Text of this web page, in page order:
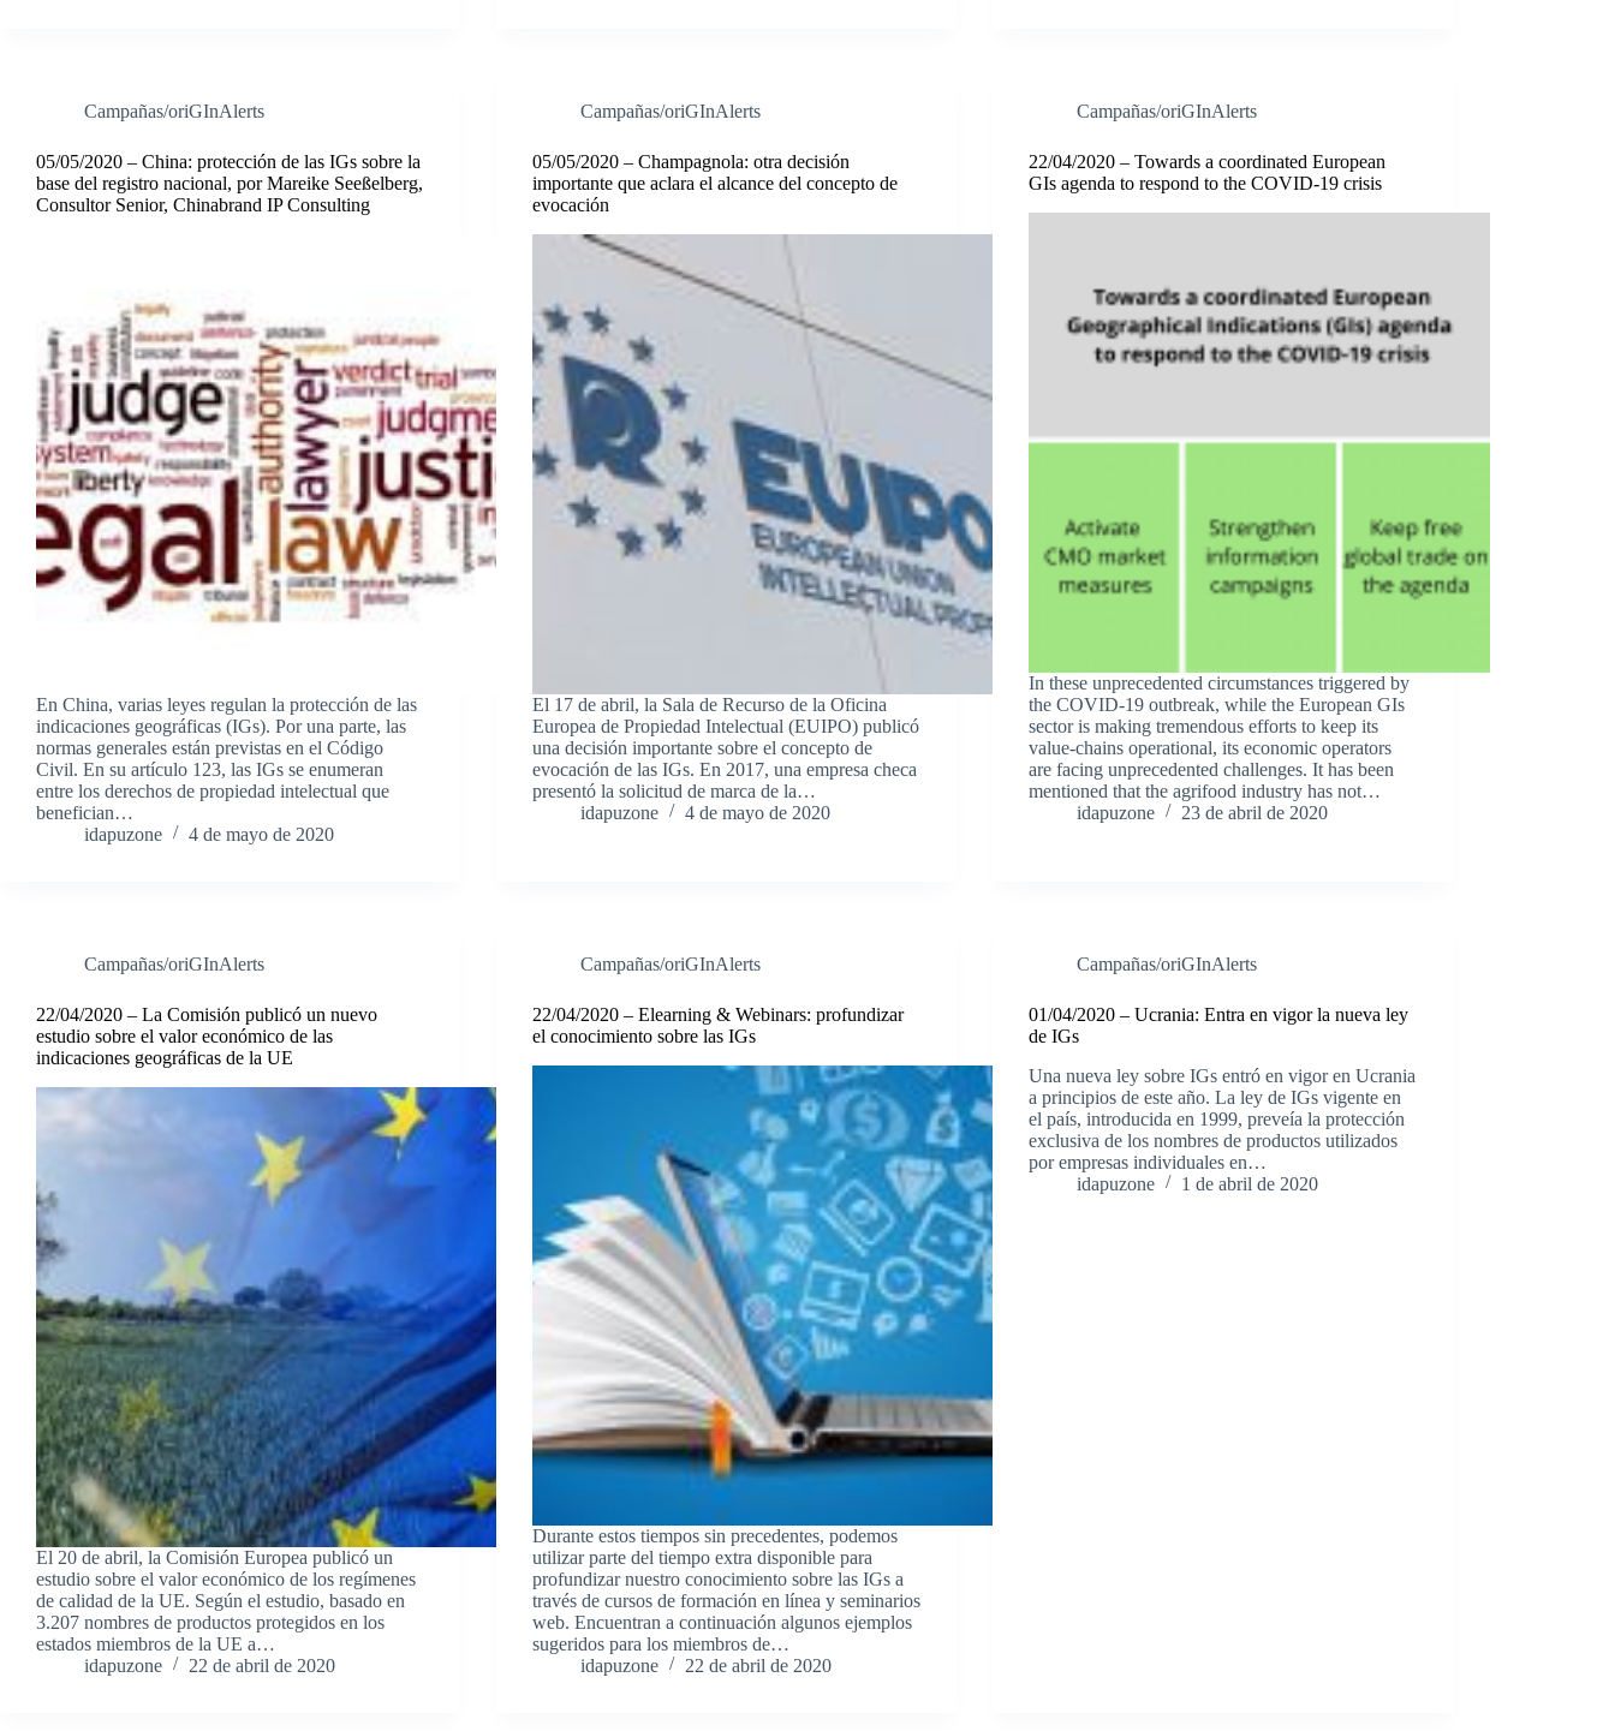
Campañas/oriGInAlerts
05/05/2020 – China: protección de las IGs sobre la
base del registro nacional, por Mareike Seeßelberg,
Consultor Senior, Chinabrand IP Consulting
En China, varias leyes regulan la protección de las
indicaciones geográficas (IGs). Por una parte, las
normas generales están previstas en el Código
Civil. En su artículo 123, las IGs se enumeran
entre los derechos de propiedad intelectual que
benefician…
idapuzone
4 de mayo de 2020
Campañas/oriGInAlerts
05/05/2020 – Champagnola: otra decisión
importante que aclara el alcance del concepto de
evocación
El 17 de abril, la Sala de Recurso de la Oficina
Europea de Propiedad Intelectual (EUIPO) publicó
una decisión importante sobre el concepto de
evocación de las IGs. En 2017, una empresa checa
presentó la solicitud de marca de la…
idapuzone
4 de mayo de 2020
Campañas/oriGInAlerts
22/04/2020 – Towards a coordinated European
GIs agenda to respond to the COVID-19 crisis
In these unprecedented circumstances triggered by
the COVID-19 outbreak, while the European GIs
sector is making tremendous efforts to keep its
value-chains operational, its economic operators
are facing unprecedented challenges. It has been
mentioned that the agrifood industry has not…
idapuzone
23 de abril de 2020
Campañas/oriGInAlerts
22/04/2020 – La Comisión publicó un nuevo
estudio sobre el valor económico de las
indicaciones geográficas de la UE
El 20 de abril, la Comisión Europea publicó un
estudio sobre el valor económico de los regímenes
de calidad de la UE. Según el estudio, basado en
3.207 nombres de productos protegidos en los
estados miembros de la UE a…
idapuzone
22 de abril de 2020
Campañas/oriGInAlerts
22/04/2020 – Elearning & Webinars: profundizar
el conocimiento sobre las IGs
Durante estos tiempos sin precedentes, podemos
utilizar parte del tiempo extra disponible para
profundizar nuestro conocimiento sobre las IGs a
través de cursos de formación en línea y seminarios
web. Encuentran a continuación algunos ejemplos
sugeridos para los miembros de…
idapuzone
22 de abril de 2020
Campañas/oriGInAlerts
01/04/2020 – Ucrania: Entra en vigor la nueva ley
de IGs
Una nueva ley sobre IGs entró en vigor en Ucrania
a principios de este año. La ley de IGs vigente en
el país, introducida en 1999, preveía la protección
exclusiva de los nombres de productos utilizados
por empresas individuales en…
idapuzone
1 de abril de 2020